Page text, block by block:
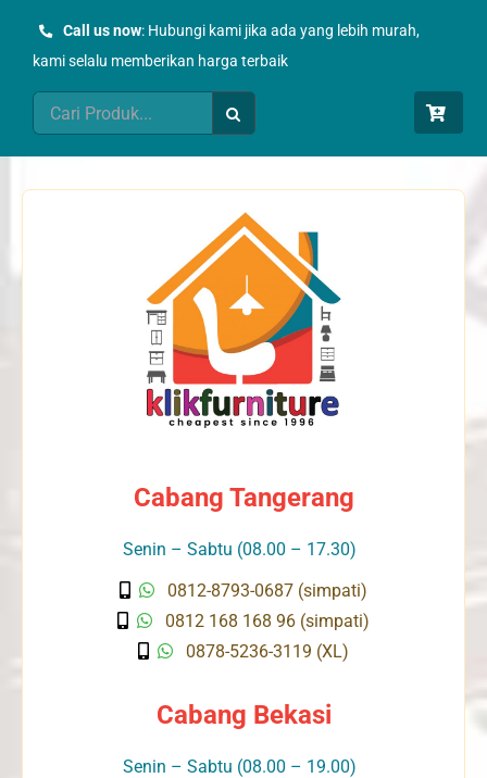
Call us now: Hubungi kami jika ada yang lebih murah,
kami selalu memberikan harga terbaik
Search
for:
Cabang Tangerang
Senin – Sabtu (08.00 – 17.30)
0812-8793-0687 (simpati)
0812 168 168 96 (simpati)
0878-5236-3119 (XL)
Cabang Bekasi
Senin – Sabtu (08.00 – 19.00)